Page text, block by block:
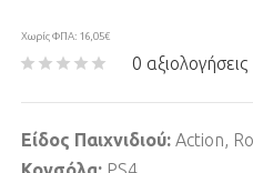
Χωρίς ΦΠΑ: 16,05€
0 αξιολογήσεις
Είδος Παιχνιδιού: Action,